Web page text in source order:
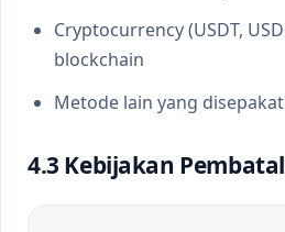
Cryptocurrency (USDT,
blockchain
Metode lain yang
4.3 Kebijakan